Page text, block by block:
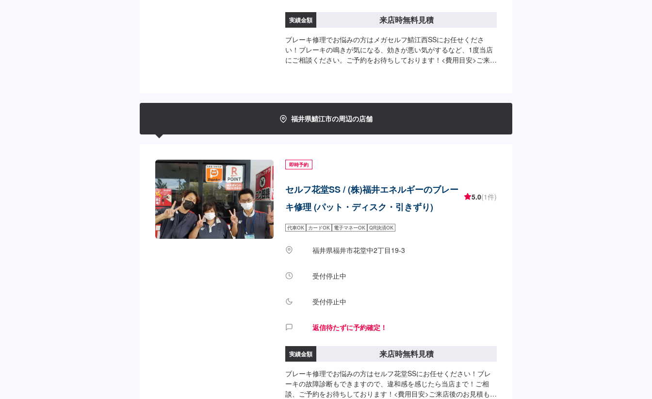
実績金額 来店時無料見積
ブレーキ修理でお悩みの方はメガセルフ鯖江西SSにお任せくださ
い！ブレーキの鳴きが気になる、効きが悪い気がするなど、1度当店
にご相談ください。ご予約をお待ちしております！<費用目安>ご来店
福井県鯖江市の周辺の店舗
即時予約
セルフ花堂SS / (株)福井エネルギーのブレー
キ修理 (パット・ディスク・引きずり)
5.0(1件)
代車OK カードOK 電子マネーOK QR決済OK
福井県福井市花堂中2丁目19-3
受付停止中
受付停止中
返信待たずに予約確定！
実績金額 来店時無料見積
ブレーキ修理でお悩みの方はセルフ花堂SSにお任せください！ブレ
ーキの故障診断もできますので、違和感を感じたら当店まで！ご相
談、ご予約をお待ちしております！<費用目安>ご来店後のお見積もり